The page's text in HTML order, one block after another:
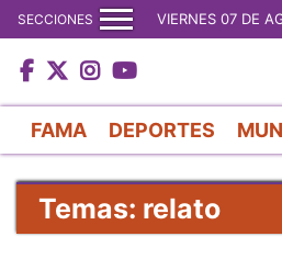
SECCIONES VIERNES 07 DE
FAMA DEPORTES
Temas: relato